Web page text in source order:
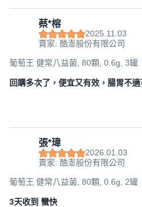
蔡*榕
2025.11.03
賣家: 酷澎股份有限公司
葡萄王 健常八益菌, 80顆, 0.6g, 3罐
回購多次了，便宜又有效，腸胃不
張*瑋
2026.01.03
賣家: 酷澎股份有限公司
葡萄王 健常八益菌, 80顆, 0.6g, 2罐
3天收到 蠻快